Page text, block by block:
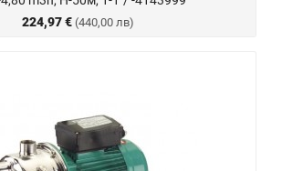
224,97 € (440,00 лв)